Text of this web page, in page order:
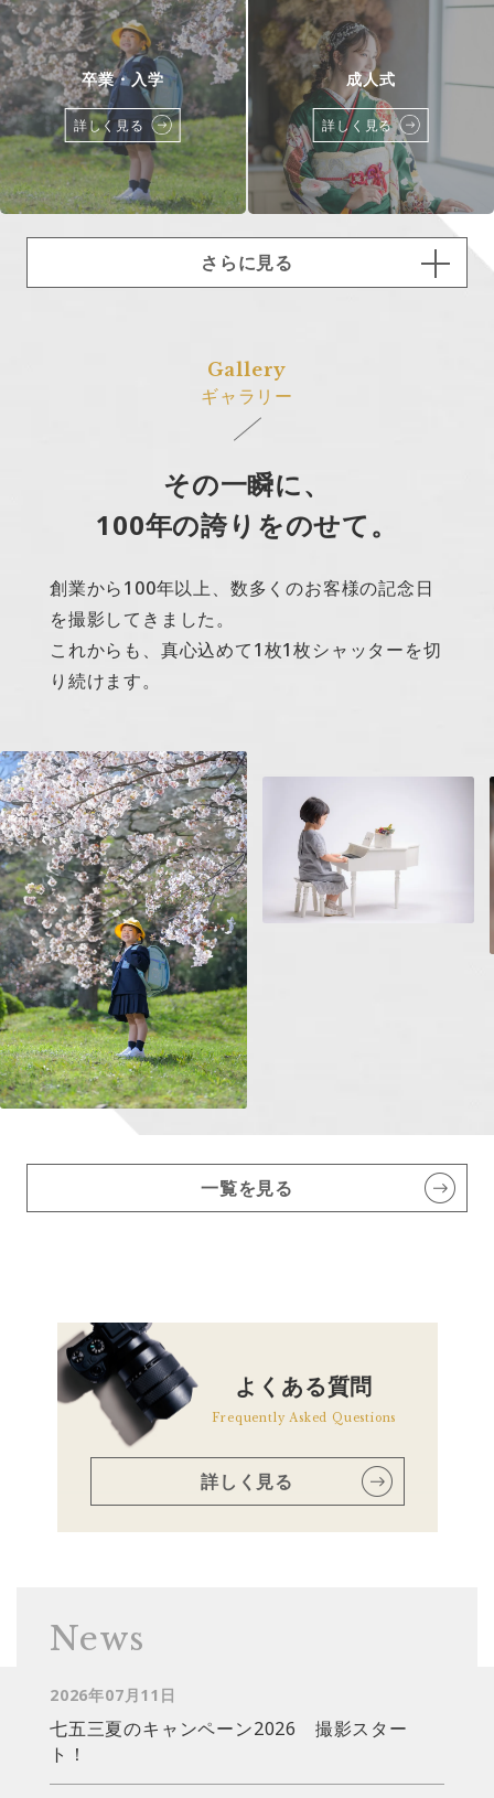
卒業・入学
詳しく見る
成人式
詳しく見る
さらに見る
Gallery
ギャラリー
その一瞬に、
100年の誇りをのせて。
創業から100年以上、数多くのお客様の記念日
を撮影してきました。
これからも、真心込めて1枚1枚シャッターを切
り続けます。
一覧を見る
よくある質問
Frequently Asked Questions
詳しく見る
News
2026年07月11日
七五三夏のキャンペーン2026 撮影スター
ト！